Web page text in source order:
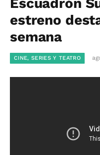
estreno
semana
CINE, SERIES Y TEATRO